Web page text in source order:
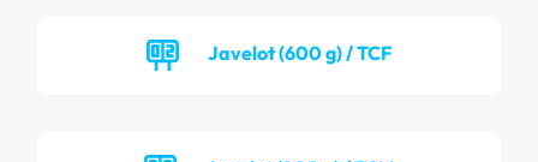
Javelot (600 g) / TCF